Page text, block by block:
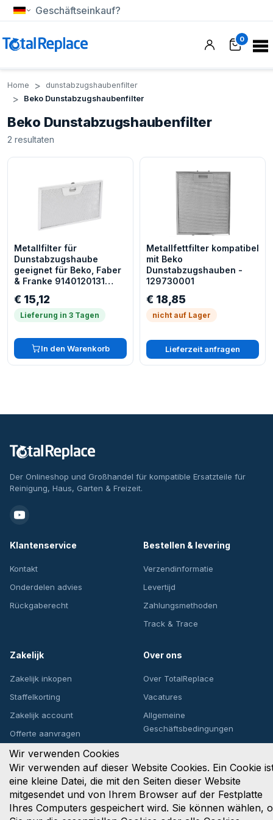
Geschäftseinkauf?
0
Home
dunstabzugshaubenfilter
Beko Dunstabzugshaubenfilter
Beko Dunstabzugshaubenfilter
2 resultaten
Metallfilter für
Dunstabzugshaube
geeignet für Beko, Faber
& Franke 9140120131
Dunstabzugshaube
€ 15,12
Lieferung in 3 Tagen
In den Warenkorb
Metallfettfilter kompatibel
mit Beko
Dunstabzugshauben -
129730001
€ 18,85
nicht auf Lager
Lieferzeit anfragen
Der Onlineshop und Großhandel für kompatible Ersatzteile für
Reinigung, Haus, Garten & Freizeit.
Klantenservice
Kontakt
Onderdelen advies
Rückgaberecht
Bestellen & levering
Verzendinformatie
Levertijd
Zahlungsmethoden
Track & Trace
Zakelijk
Zakelijk inkopen
Staffelkorting
Zakelijk account
Offerte aanvragen
Over ons
Over TotalReplace
Vacatures
Allgemeine
Geschäftsbedingungen
Upsite Solutions B.V.
Het Goorke 53, 4906 CZ Oosterhout, Nederland
KvK: 89764122 | BTW: NL853807826B01
Wir verwenden Cookies
Wir verwenden auf dieser Website Cookies. Ein Cookie
eine kleine Datei, die mit den Seiten dieser Website
mitgesendet und von Ihrem Browser auf der Festplatte
Ihres Computers gespeichert wird. Sie können wählen,